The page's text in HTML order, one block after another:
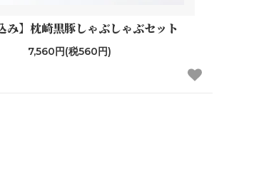
み】枕崎黒豚しゃぶしゃぶセット
7,560円(税560円)